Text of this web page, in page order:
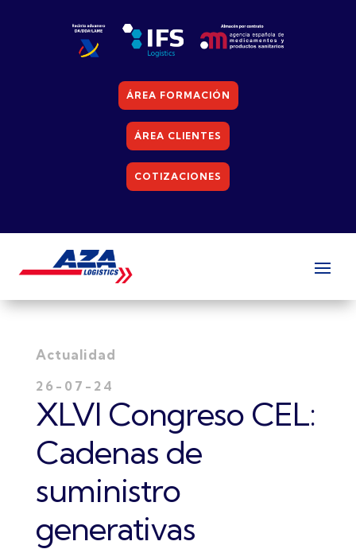
ÁREA FORMACIÓN
ÁREA CLIENTES
COTIZACIONES
Actualidad
26-07-24
XLVI Congreso CEL:
Cadenas de
suministro
generativas